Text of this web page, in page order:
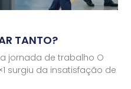
TANTO?
jornada de trabalho O
surgiu da insatisfação de